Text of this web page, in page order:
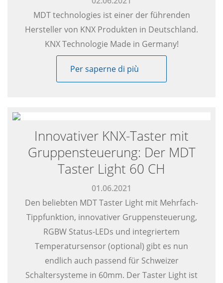
MDT technologies ist einer der führenden
Hersteller von KNX Produkten in Deutschland.
KNX Technologie Made in Germany!
Per saperne di più
Innovativer KNX-Taster mit
Gruppensteuerung: Der MDT
Taster Light 60 CH
01.06.2021
Den beliebten MDT Taster Light mit Mehrfach-
Tippfunktion, innovativer Gruppensteuerung,
RGBW Status-LEDs und integriertem
Temperatursensor (optional) gibt es nun
endlich auch passend für Schweizer
Schaltersysteme in 60mm. Der Taster Light ist